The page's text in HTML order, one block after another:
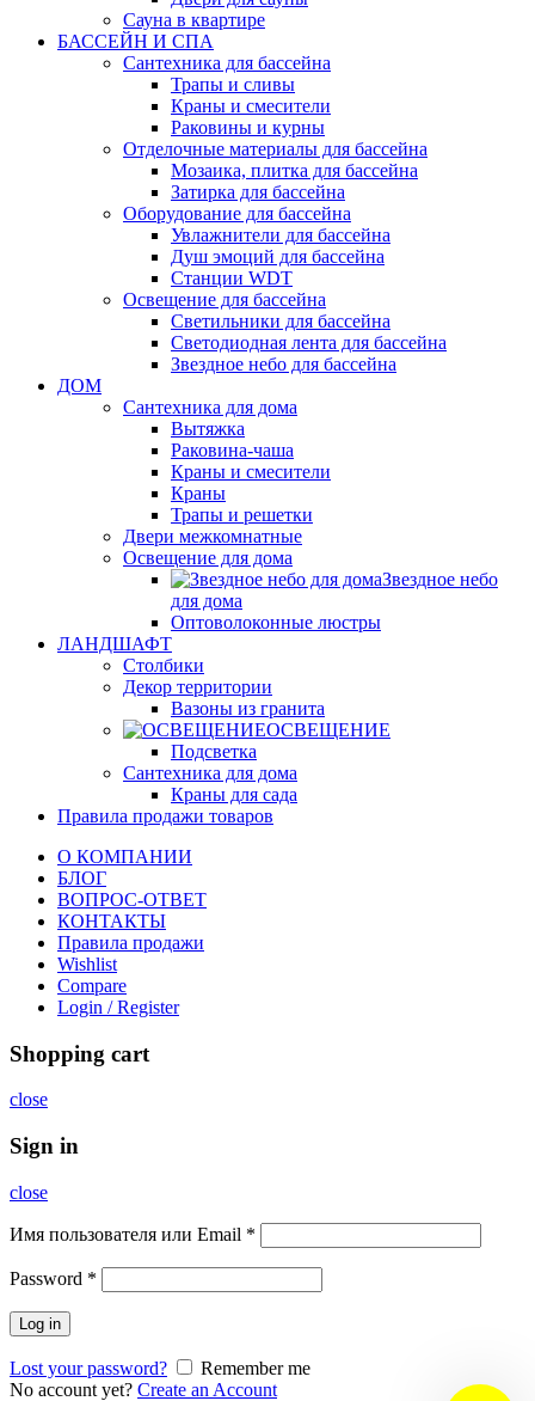
Сауна в квартире
БАССЕЙН И СПА
Сантехника для бассейна
Трапы и сливы
Краны и смесители
Раковины и курны
Отделочные материалы для бассейна
Мозаика, плитка для бассейна
Затирка для бассейна
Оборудование для бассейна
Увлажнители для бассейна
Душ эмоций для бассейна
Станции WDT
Освещение для бассейна
Светильники для бассейна
Светодиодная лента для бассейна
Звездное небо для бассейна
ДОМ
Сантехника для дома
Вытяжка
Раковина-чаша
Краны и смесители
Краны
Трапы и решетки
Двери межкомнатные
Освещение для дома
Звездное небо
для дома
Оптоволоконные люстры
ЛАНДШАФТ
Столбики
Декор территории
Вазоны из гранита
ОСВЕЩЕНИЕ
Подсветка
Сантехника для дома
Краны для сада
Правила продажи товаров
О КОМПАНИИ
БЛОГ
ВОПРОС-ОТВЕТ
КОНТАКТЫ
Правила продажи
Wishlist
Compare
Login / Register
Shopping cart
close
Sign in
close
Имя пользователя или Email *
Password *
Log in
Lost your password?
Remember me
No account yet? Create an Account